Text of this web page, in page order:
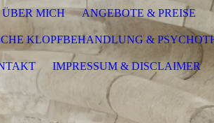
ÜBER MICH ANGEBOTE & PREISE
KLOPFBEHANDLUNG &
IMPRESSUM & DISCLAIMER